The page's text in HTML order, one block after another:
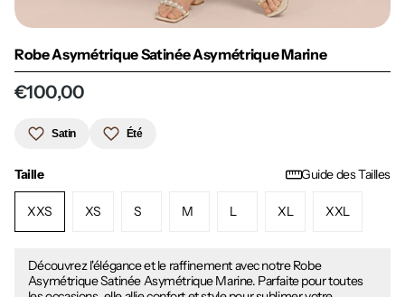
Robe Asymétrique Satinée Asymétrique Marine
€100,00
Satin Été
Taille Guide des Tailles
XXS XS S M L XL XXL
Découvrez l'élégance et le raffinement avec notre Robe
Asymétrique Satinée Asymétrique Marine. Parfaite pour toutes